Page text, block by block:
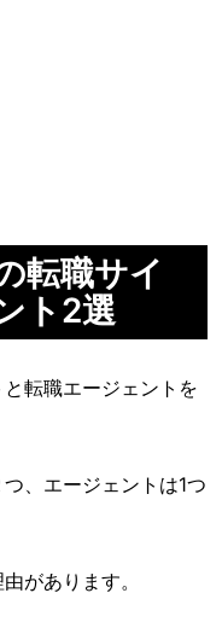
転職サイ
ト2選
転職エージェントを
、エージェントは1つ
があります。